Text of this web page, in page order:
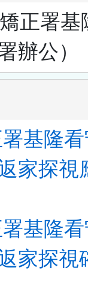
正署基
辦公）
基隆
家探視
基隆
家探視